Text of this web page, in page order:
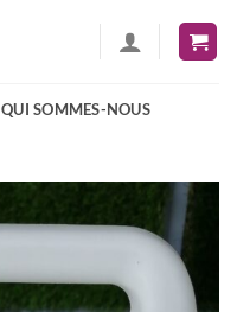
QUI SOMMES-NOUS